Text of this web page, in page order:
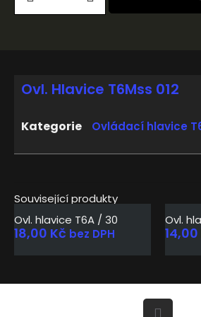
Související produkty
Ovl. hlavice T6A / 30
18,00 Kč bez DPH
Ovl.
14,00
Ovl. Hlavice T6Mss 012
Kategorie Ovládací hlavice